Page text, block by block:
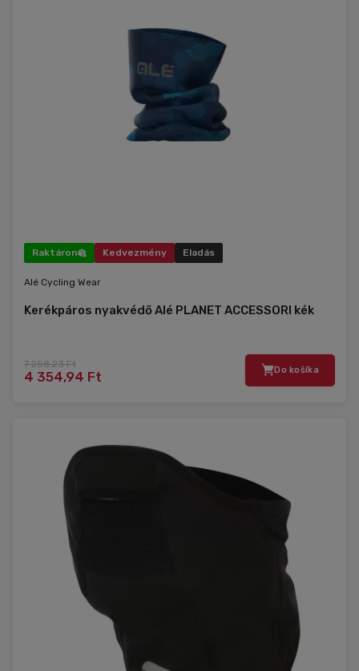
Raktáron Kedvezmény Eladás
Alé Cycling Wear
Kerékpáros nyakvédő Alé PLANET ACCESSORI kék
7 258,23 Ft
4 354,94 Ft Do košíka